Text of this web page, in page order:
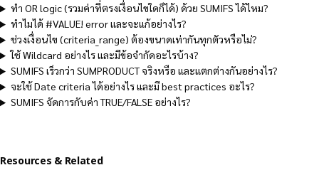
ทำ OR logic (รวมค่าที่ตรงเงื่อนไขใดก็ได้) ด้วย SUMIFS ได้ไหม?
ทำไมได้ #VALUE! error และจะแก้อย่างไร?
ช่วงเงื่อนไข (criteria_range) ต้องขนาดเท่ากันทุกตัวหรือไม่?
ใช้ Wildcard อย่างไร และมีข้อจำกัดอะไรบ้าง?
SUMIFS เร็วกว่า SUMPRODUCT จริงหรือ และแตกต่างกันอย่างไร?
จะใช้ Date criteria ได้อย่างไร และมี best practices อะไร?
SUMIFS จัดการกับค่า TRUE/FALSE อย่างไร?
Resources & Related